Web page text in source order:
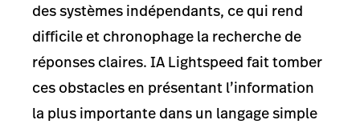
des systèmes indépendants, ce qui rend
difficile et chronophage la recherche de
réponses claires. IA Lightspeed fait tomber
ces obstacles en présentant l’information
la plus importante dans un langage simple